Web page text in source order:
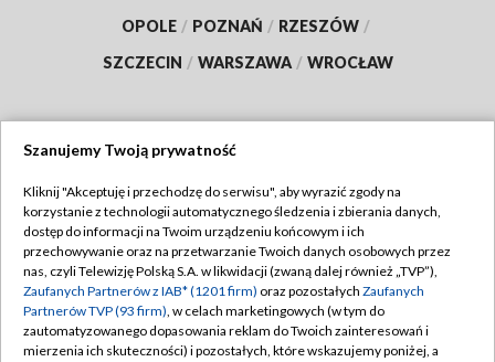
OPOLE / POZNAŃ / RZESZÓW /
SZCZECIN / WARSZAWA / WROCŁAW
TVP
Abonament TVP
Emisja w TVP
Centrum informacji TVP
Regulamin TVP
Polityka prywatności
Moje zgody
Szanujemy Twoją prywatność
Kliknij "Akceptuję i przechodzę do serwisu", aby wyrazić zgody na
korzystanie z technologii automatycznego śledzenia i zbierania danych,
dostęp do informacji na Twoim urządzeniu końcowym i ich
przechowywanie oraz na przetwarzanie Twoich danych osobowych przez
nas, czyli Telewizję Polską S.A. w likwidacji (zwaną dalej również „TVP”),
Zaufanych Partnerów z IAB* (1201 firm) oraz pozostałych Zaufanych
Partnerów TVP (93 firm), w celach marketingowych (w tym do
zautomatyzowanego dopasowania reklam do Twoich zainteresowań i
mierzenia ich skuteczności) i pozostałych, które wskazujemy poniżej, a